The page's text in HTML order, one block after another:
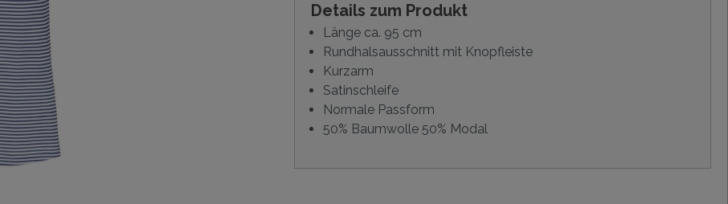
Details zum Produkt
Länge ca. 95 cm
Rundhalsausschnitt mit Knopfleiste
Kurzarm
Satinschleife
Normale Passform
50% Baumwolle 50% Modal